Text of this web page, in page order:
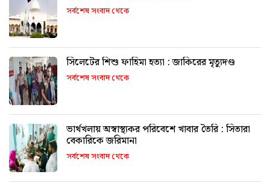
সর্বশেষ সংবাদ থেকে
সিলেটের শিশু ফাহিমা হত্যা : জাকিরের মৃত্যুদণ্ড
সর্বশেষ সংবাদ থেকে
ভার্থখলায় অস্বাস্থ্যকর পরিবেশে খাবার তৈরি : সিতারা
বেকারিকে জরিমানা
সর্বশেষ সংবাদ থেকে